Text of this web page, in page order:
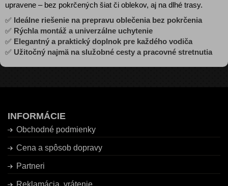
upravene – bez pokrčených šiat či oblekov, aj na dlhé trasy.
✅ Ideálne riešenie na prepravu oblečenia bez pokrčenia
✅ Rýchla montáž a univerzálne uchytenie
✅ Elegantný a praktický doplnok pre každého vodiča
✅ Užitočný najmä na služobné cesty a pracovné stretnutia
INFORMÁCIE
Obchodné podmienky
Cena a spôsob dopravy
Partneri
Reklamácia, vrátenie